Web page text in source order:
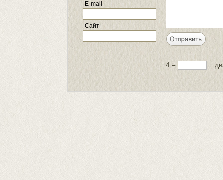
E-mail
Сайт
4 − =